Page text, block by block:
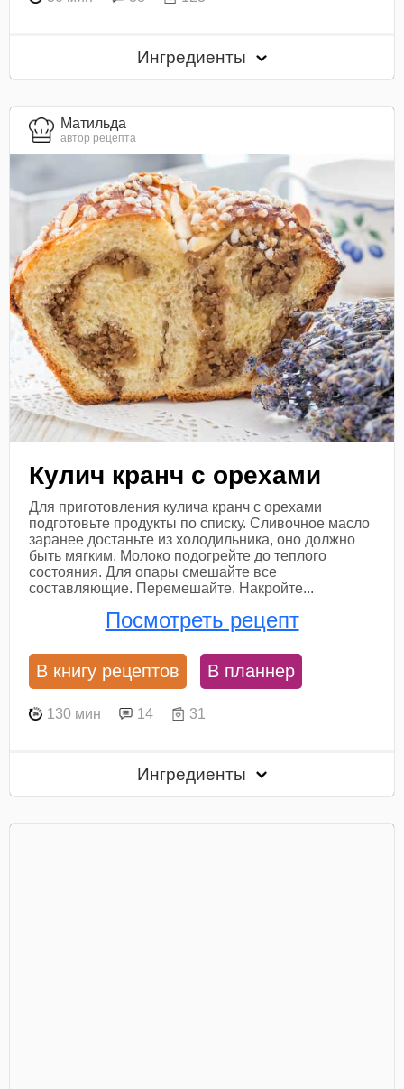
Ингредиенты
Матильда
автор рецепта
Кулич кранч с орехами
Для приготовления кулича кранч с орехами
подготовьте продукты по списку. Сливочное масло
заранее достаньте из холодильника, оно должно
быть мягким. Молоко подогрейте до теплого
состояния. Для опары смешайте все
составляющие. Перемешайте. Накройте...
Посмотреть рецепт
В книгу рецептов В планнер
130 мин 14 31
Ингредиенты